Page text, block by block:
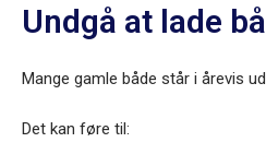
Undgå at lade
Mange gamle både står i årevis
Det kan føre til: